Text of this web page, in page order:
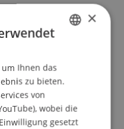
D. (2009).
.
×
um Ihnen das
zu bieten.
von
wobei die
gesetzt